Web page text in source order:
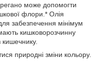
може допомогти
флори.* Олія
забезпечення мінімум
кишковорозчинну
природні зміни кольору.